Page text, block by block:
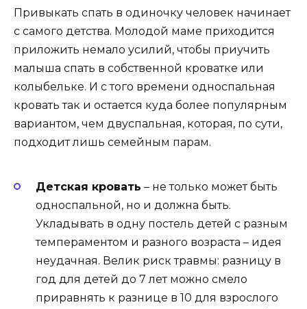
Привыкать спать в одиночку человек начинает
с самого детства. Молодой маме приходится
приложить немало усилий, чтобы приучить
малыша спать в собственной кроватке или
колыбельке. И с того времени односпальная
кровать так и остается куда более популярным
вариантом, чем двуспальная, которая, по сути,
подходит лишь семейным парам.
Детская кровать – не только может быть
односпальной, но и должна быть.
Укладывать в одну постель детей с разным
темпераментом и разного возраста – идея
неудачная. Велик риск травмы: разницу в
год для детей до 7 лет можно смело
приравнять к разнице в 10 для взрослого